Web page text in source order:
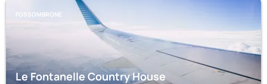
FOSSOMBRONE
Le Fontanelle Country House